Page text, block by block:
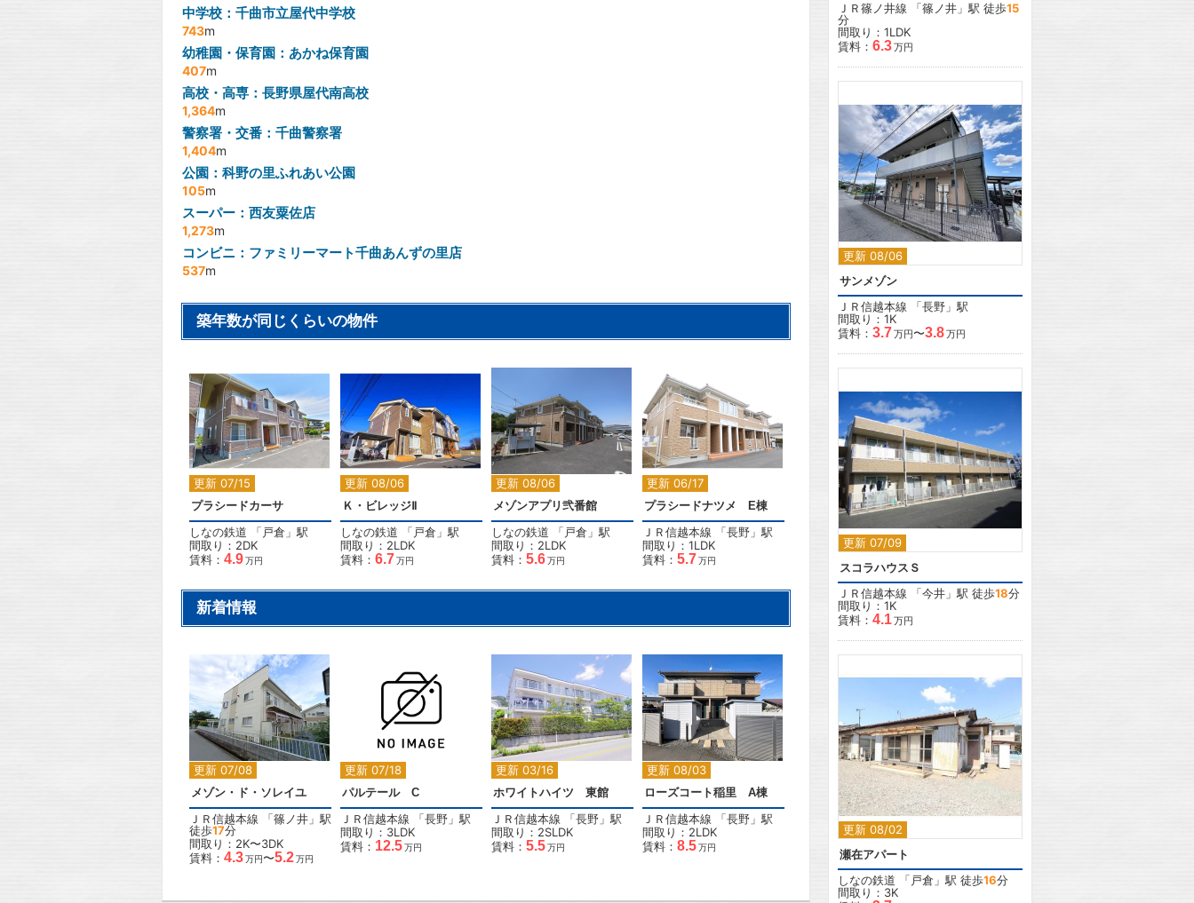
中学校：千曲市立屋代中学校
743m
幼稚園・保育園：あかね保育園
407m
高校・高専：長野県屋代南高校
1,364m
警察署・交番：千曲警察署
1,404m
公園：科野の里ふれあい公園
105m
スーパー：西友粟佐店
1,273m
コンビニ：ファミリーマート千曲あんずの里店
537m
築年数が同じくらいの物件
更新 07/15
2
プラシードカーサ
しなの鉄道 「戸倉 」駅
間取り：2DK
賃料： 4.9万円
更新 08/06
2
Ｋ・ビレッジⅡ
しなの鉄道 「戸倉 」駅
間取り：2LDK
賃料： 6.7万円
更新 08/06
メゾンアプリ弐番館
しなの鉄道 「戸倉 」駅
間取り：2LDK
賃料： 5.6万円
更新 06/17
2
プラシードナツメ E棟
ＪＲ信越本線 「長野 」駅
間取り：1LDK
賃料： 5.7万円
新着情報
更新 07/08
2
メゾン・ド・ソレイユ
ＪＲ信越本線 「篠ノ井 」駅
徒歩17分
間取り：2K〜3DK
賃料： 4.3万円〜5.2万円
更新 07/18
2
パルテール C
ＪＲ信越本線 「長野 」駅
間取り：3LDK
賃料： 12.5万円
更新 03/16
2
ホワイトハイツ 東館
ＪＲ信越本線 「長野 」駅
間取り：2SLDK
賃料： 5.5万円
更新 08/03
2
ローズコート稲里 A棟
ＪＲ信越本線 「長野 」駅
間取り：2LDK
賃料： 8.5万円
ＪＲ篠ノ井線 「篠ノ井 」駅 徒歩15
分
間取り：1LDK
賃料： 6.3万円
更新 08/06
サンメゾン
ＪＲ信越本線 「長野 」駅
間取り：1K
賃料： 3.7万円〜3.8万円
更新 07/09
2
スコラハウスＳ
ＪＲ信越本線 「今井 」駅 徒歩18分
間取り：1K
賃料： 4.1万円
更新 08/02
2
瀬在アパート
しなの鉄道 「戸倉 」駅 徒歩16分
間取り：3K